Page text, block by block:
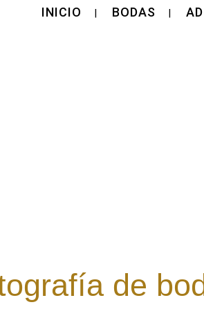
INICIO BODAS
de